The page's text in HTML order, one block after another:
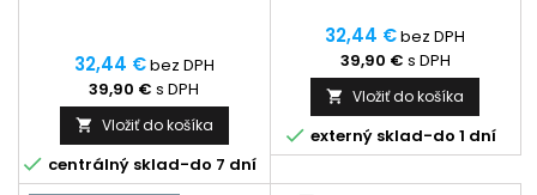
32,44 €bez DPH
39,90 € s DPH
 Vložiť do košíka
 centrálný sklad-do 7 dní
32,44 €bez DPH
39,90 € s DPH
 Vložiť do košíka
 externý sklad-do 1 dní